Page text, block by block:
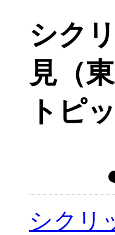
シク
見（
トピ
シクリ